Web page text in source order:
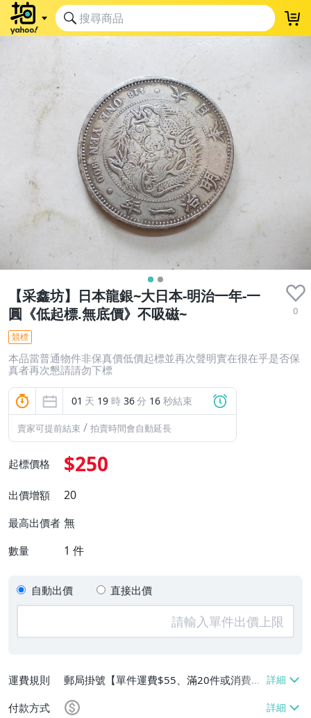
【采鑫坊】日本龍銀~大日本-明治一年-一
圓《低起標.無底價》不吸磁~
0
競標
本品當普通物件非保真價低價起標並再次聲明實在很在乎是否保
真者再次懇請請勿下標
01 天 19 時 36分 16 秒結束
賣家可提前結束 / 拍賣時間會自動延長
起標價格 $250
出價增額 20
最高出價者 無
數量 1 件
自動出價 直接出價
運費規則
郵局掛號【單件運費$55、滿20件或消費滿
$3000免運費】
付款方式